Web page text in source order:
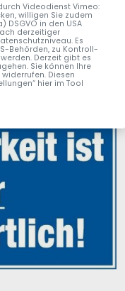
Kriterien bitte
Videodienst Vimeo:
willigen Sie zudem
DSGVO in den USA
derzeitiger
Es
Behörden, zu Kontroll-
Derzeit gibt es
Sie können Ihre
Diesen
hier im Tool